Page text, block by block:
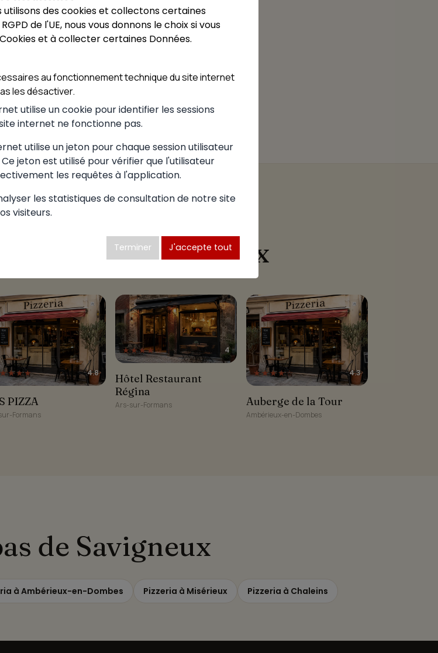
Leaflet
Voir sur Maps →
pizzas à Savigneux
PIZZA
4.8
PIZZA
Formans
Hôtel Restaurant Régina
★★★★☆ 4
Hôtel Restaurant
Régina
Ars-sur-Formans
Auberge de la Tour
★★★★☆ 4.3
Auberge de la Tour
Ambérieux-en-Dombes
de Savigneux
à Ambérieux-en-Dombes Pizzeria à Misérieux Pizzeria à Chaleins
utilisons des cookies et collectons certaines
de l'UE, nous vous donnons le choix si vous
et à collecter certaines Données.
au fonctionnement technique du site internet
les désactiver.
utilise un cookie pour identifier les sessions
internet ne fonctionne pas.
utilise un jeton pour chaque session utilisateur
jeton est utilisé pour vérifier que l'utilisateur
les requêtes à l'application.
les statistiques de consultation de notre site
visiteurs.
Terminer J'accepte tout